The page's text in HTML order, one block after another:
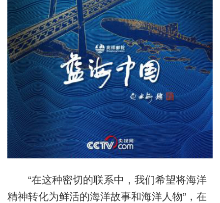
“在这种密切的联系中，我们希望将海洋
精神转化为鲜活的海洋故事和海洋人物”，在